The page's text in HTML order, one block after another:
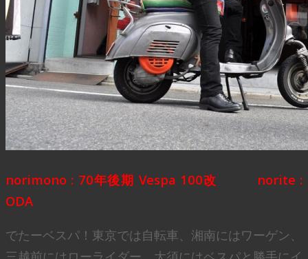
norimono : 70年後期 Vespa 100改 norite :
ODA
でたーベスパ！東京では自転車、湘南にはワーゲン、